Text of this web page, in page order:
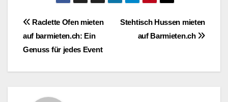
Beitragsnavigation
Stehtisch Hussen mieten
auf Barmieten.ch
Raclette Ofen mieten
auf barmieten.ch: Ein
Genuss für jedes Event